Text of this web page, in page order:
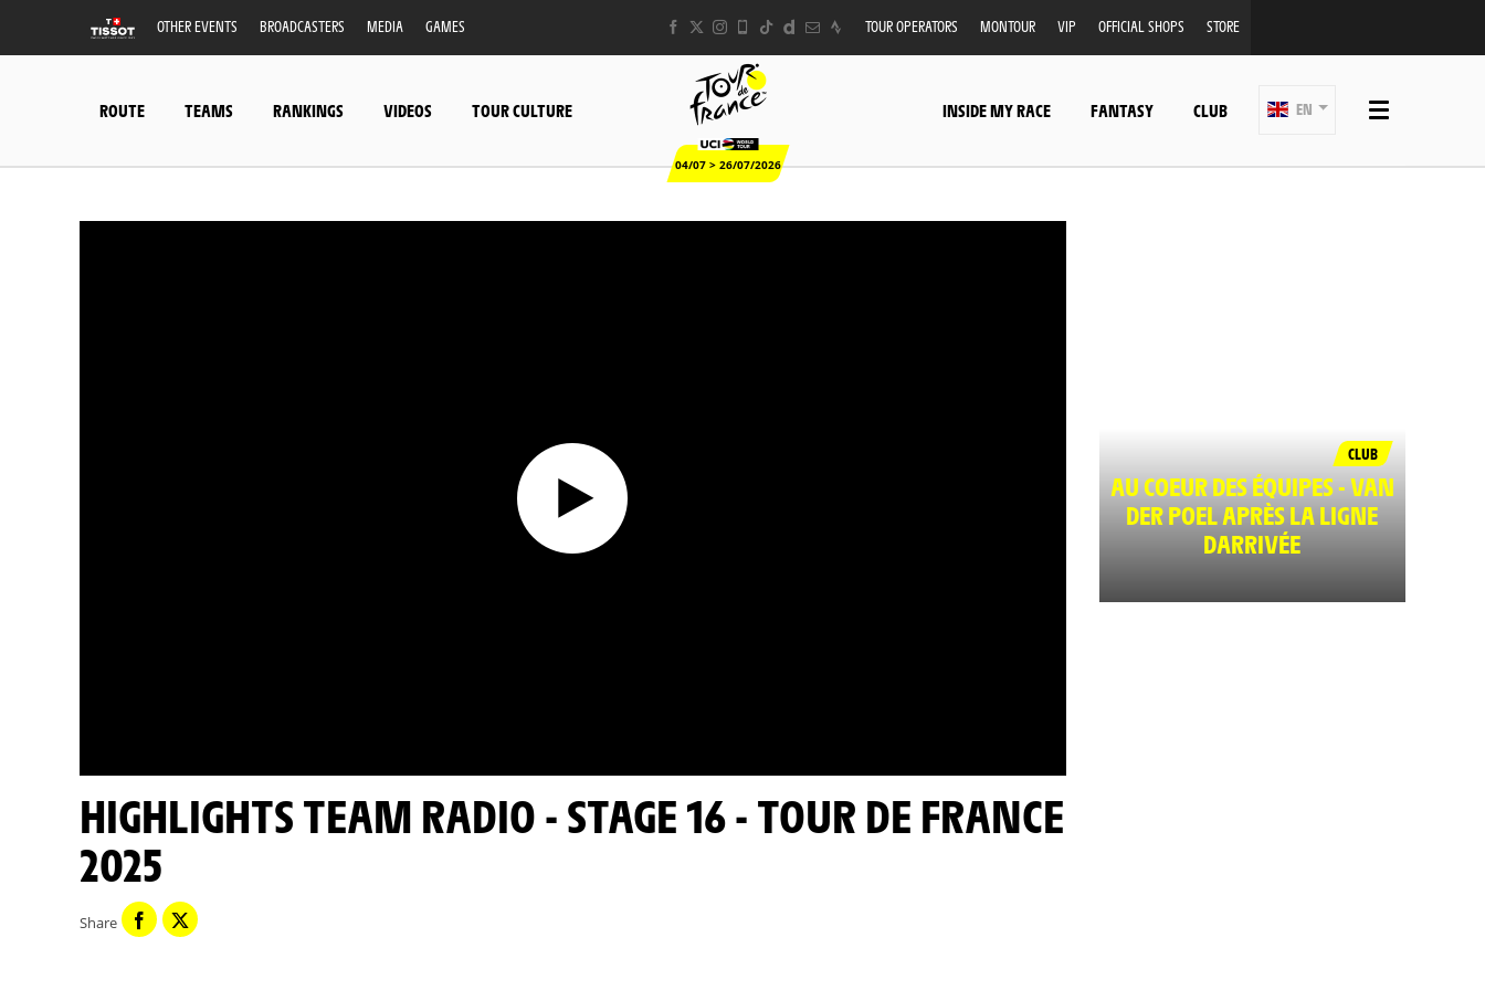
OTHER EVENTS BROADCASTERS MEDIA GAMES TOUR OPERATORS MONTOUR VIP OFFICIAL SHOPS STORE
ROUTE TEAMS RANKINGS VIDEOS TOUR CULTURE
04/07 > 26/07/2026
INSIDE MY RACE FANTASY CLUB EN
HIGHLIGHTS TEAM RADIO - STAGE 16 - TOUR DE FRANCE
2025
Share
CLUB
AU COEUR DES ÉQUIPES - VAN
DER POEL APRÈS LA LIGNE
DARRIVÉE